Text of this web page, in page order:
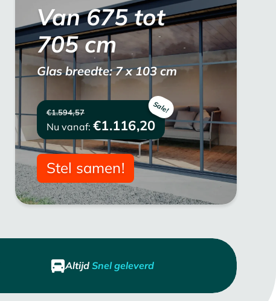
Van675tot
705cm
Glas breedte: 7 x 103 cm
€1.594,57
Nu vanaf:€1.116,20
Stel samen!
Altijd Snel geleverd